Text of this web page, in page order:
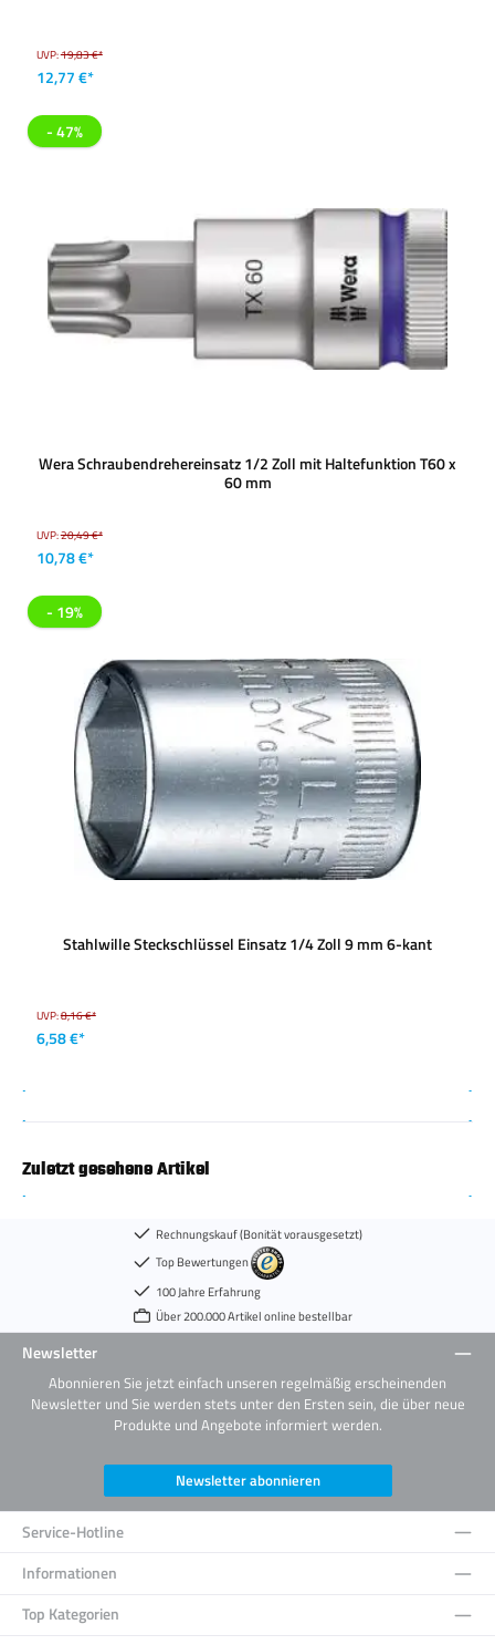
UVP:19,83 €*
12,77 €*
- 47%
Wera Schraubendrehereinsatz 1/2 Zoll mit Haltefunktion T60 x
60 mm
UVP:20,49 €*
10,78 €*
- 19%
Stahlwille Steckschlüssel Einsatz 1/4 Zoll 9 mm 6-kant
UVP:8,16 €*
6,58 €*
Zuletzt gesehene Artikel
Rechnungskauf (Bonität vorausgesetzt)
Top Bewertungen
100 Jahre Erfahrung
Über 200.000 Artikel online bestellbar
Newsletter
Abonnieren Sie jetzt einfach unseren regelmäßig erscheinenden
Newsletter und Sie werden stets unter den Ersten sein, die über neue
Produkte und Angebote informiert werden.
Newsletter abonnieren
Service-Hotline
Informationen
Top Kategorien